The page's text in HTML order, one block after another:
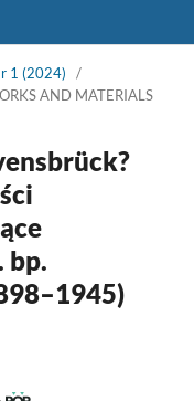
1 (2024)
/
AND MATERIALS
bp.